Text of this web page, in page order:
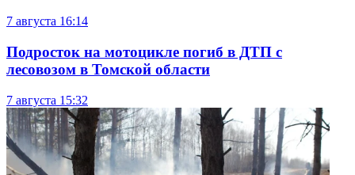
7 августа 16:14
Подросток на мотоцикле погиб в ДТП с
лесовозом в Томской области
7 августа 15:32